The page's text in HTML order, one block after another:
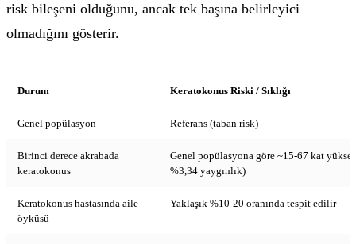
risk bileşeni olduğunu, ancak tek başına belirleyici
olmadığını gösterir.
Durum Keratokonus Riski / Sıklığı
Genel popülasyon Referans (taban risk)
Birinci derece akrabada
keratokonus
Genel popülasyona göre ~15-67 kat
%3,34 yaygınlık)
Keratokonus hastasında aile
öyküsü
Yaklaşık %10-20 oranında tespit edilir